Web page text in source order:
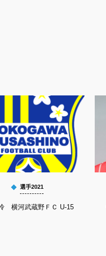
選手2021
横河武蔵野ＦＣ U-15